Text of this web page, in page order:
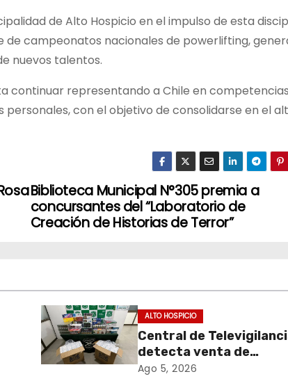
de Alto Hospicio en el impulso de esta
campeonatos nacionales de powerlifting,
nuevos talentos.
continuar representando a Chile en competencias
con el objetivo de consolidarse en el
Biblioteca Municipal N°305 premia a
concursantes del “Laboratorio de
Creación de Historias de Terror”
ALTO HOSPICIO
Central de
detecta venta de
cigarrillos de
Ago 5, 2026